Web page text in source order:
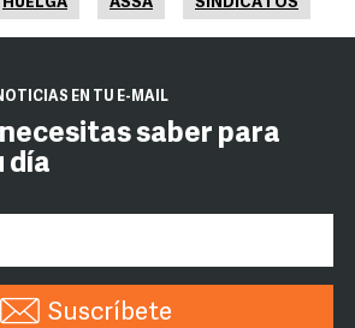
HUELGA ASSA SINDICATOS
EN TU E-MAIL
saber para
día
Suscríbete